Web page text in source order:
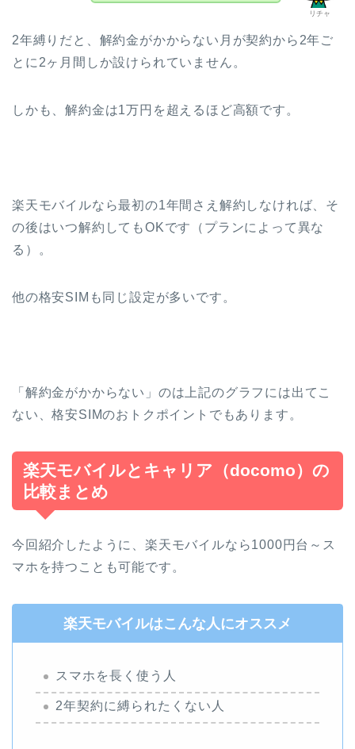
リチャ
2年縛りだと、解約金がかからない月が契約から2年ご
とに2ヶ月間しか設けられていません。
しかも、解約金は1万円を超えるほど高額です。
楽天モバイルなら最初の1年間さえ解約しなければ、そ
の後はいつ解約してもOKです（プランによって異な
る）。
他の格安SIMも同じ設定が多いです。
「解約金がかからない」のは上記のグラフには出てこ
ない、格安SIMのおトクポイントでもあります。
楽天モバイルとキャリア（docomo）の
比較まとめ
今回紹介したように、楽天モバイルなら1000円台～ス
マホを持つことも可能です。
楽天モバイルはこんな人にオススメ
スマホを長く使う人
2年契約に縛られたくない人